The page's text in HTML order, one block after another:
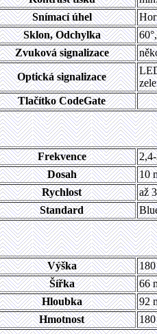
Snímací úhel
Sklon, Odchylka
Zvuková signalizace
Optická signalizace
Tlačítko CodeGate
Frekvence
Dosah
10
Rychlost
až
Standard
Výška
Šířka
66
Hloubka
92
Hmotnost